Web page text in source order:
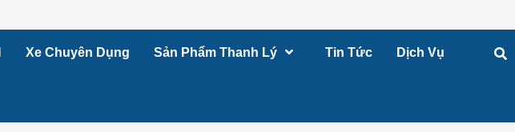
Xe Chuyên Dụng Sản Phẩm Thanh Lý Tin Tức Dịch Vụ